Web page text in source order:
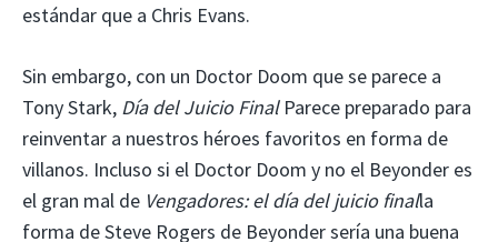
estándar que a Chris Evans.
Sin embargo, con un Doctor Doom que se parece a
Tony Stark, Día del Juicio FinalParece preparado para
reinventar a nuestros héroes favoritos en forma de
villanos. Incluso si el Doctor Doom y no el Beyonder es
el gran mal de Vengadores: el día del juicio finalla
forma de Steve Rogers de Beyonder sería una buena